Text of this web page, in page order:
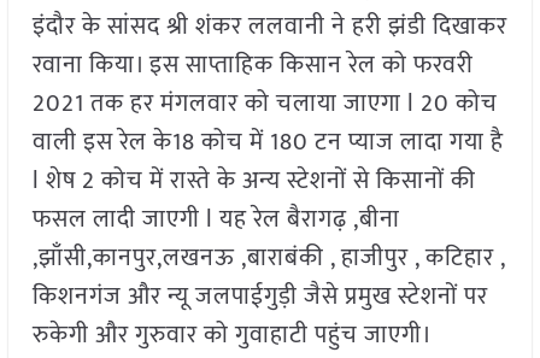
इंदौर के सांसद श्री शंकर ललवानी ने हरी झंडी दिखाकर
रवाना किया। इस साप्ताहिक किसान रेल को फरवरी
2021 तक हर मंगलवार को चलाया जाएगा l 20 कोच
वाली इस रेल के18 कोच में 180 टन प्याज लादा गया है
l शेष 2 कोच में रास्ते के अन्य स्टेशनों से किसानों की
फसल लादी जाएगी l यह रेल बैरागढ़ ,बीना
,झाँसी,कानपुर,लखनऊ ,बाराबंकी , हाजीपुर , कटिहार ,
किशनगंज और न्यू जलपाईगुड़ी जैसे प्रमुख स्टेशनों पर
रुकेगी और गुरुवार को गुवाहाटी पहुंच जाएगी।